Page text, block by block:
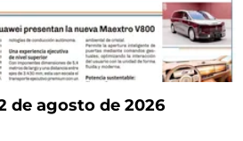
de agosto de 2026